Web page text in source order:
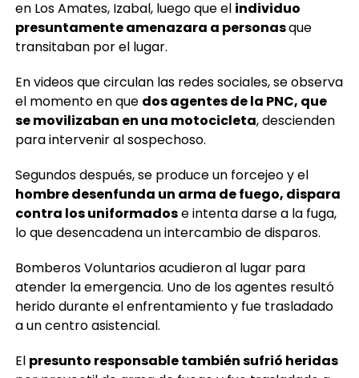
Policía Nacional Civil (PNC)y un hombre se registró
en Los Amates, Izabal, luego que elindividuo
presuntamente amenazara a personas
transitaban por el lugar.
En videos que circulan las redes sociales, se observa
el momento en que dos agentes de la PNC, que
se movilizaban en una motocicleta
para intervenir al sospechoso.
Segundos después, se produce un forcejeo y el
hombre desenfunda un arma de fuego, dispara
contra los uniformadose intenta darse a la fuga,
lo que desencadena un intercambio de disparos.
Bomberos Voluntarios acudieron al lugar para
atender la emergencia. Uno de los agentes resultó
herido durante el enfrentamiento y fue trasladado
a un centro asistencial.